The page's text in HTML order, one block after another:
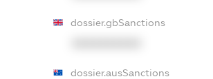
dossier.gbSanctions
dossier.ausSanctions